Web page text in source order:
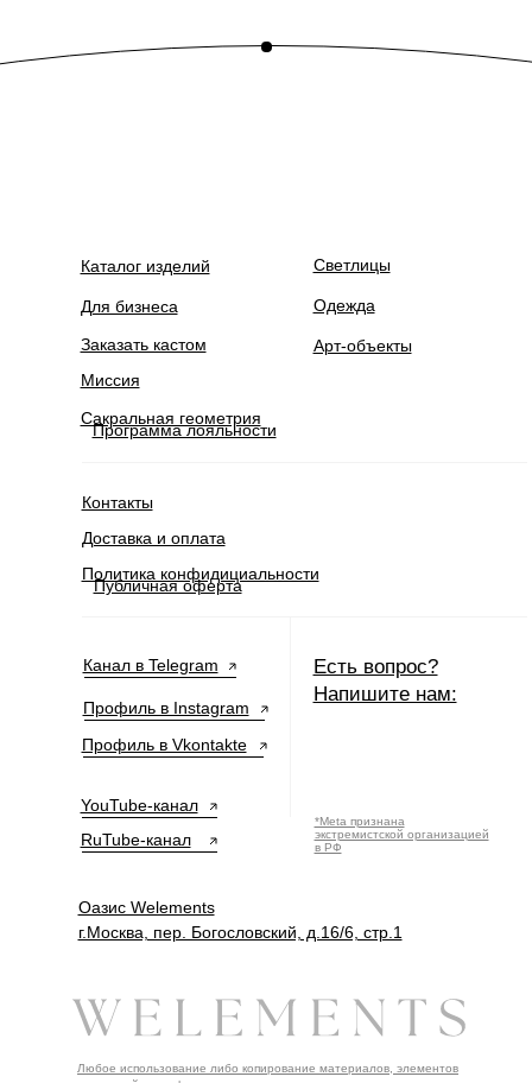
Каталог изделий
Оазис Welements
г.Москва, пер. Богословский, д.16/6, стр.1
Для бизнеса
Сакральная геометрия
Программа лояльности
Одежда
Политика конфидициальности
Публичная оферта
Доставка и оплата
Миссия
Арт-объекты
Заказать кастом
Контакты
Профиль в Instagram
Профиль в Vkontakte
*Meta признана
экстремистской организацией
в РФ
Любое использование либо копирование материалов, элементов
Есть вопрос?
Напишите нам:
Канал в Telegram
RuTube-канал
YouTube-канал
Светлицы